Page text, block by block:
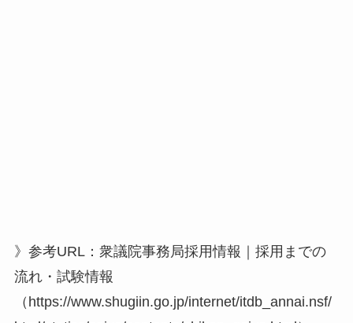
》参考URL：衆議院事務局採用情報｜採用までの
流れ・試験情報
（https://www.shugiin.go.jp/internet/itdb_annai.nsf/